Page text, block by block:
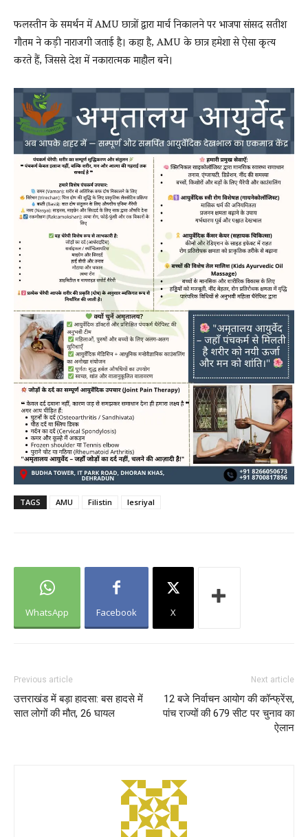
फलस्तीन के समर्थन में AMU छात्रों द्वारा मार्च निकालने पर भाजपा सांसद सतीश
गौतम ने कड़ी नाराजगी जताई है। कहा है, AMU के छात्र हमेशा से ऐसा कृत्य
करते हैं, जिससे देश में नकारात्मक माहौल बने।
TAGS AMU Filistin Iesriyal
WhatsApp Facebook X
Previous article
उत्तराखंड में बड़ा हादसा: बस हादसे में
सात लोगों की मौत, 26 घायल
Next article
12 बजे निर्वाचन आयोग की कॉन्फ्रेंस,
पांच राज्यों की 679 सीट पर चुनाव का
ऐलान